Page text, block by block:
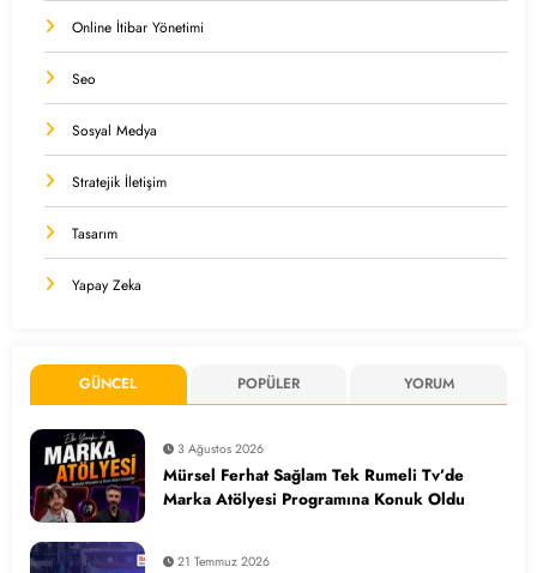
Online İtibar Yönetimi
Seo
Sosyal Medya
Stratejik İletişim
Tasarım
Yapay Zeka
GÜNCEL POPÜLER YORUM
3 Ağustos 2026
Mürsel Ferhat Sağlam Tek Rumeli Tv’de
Marka Atölyesi Programına Konuk Oldu
21 Temmuz 2026